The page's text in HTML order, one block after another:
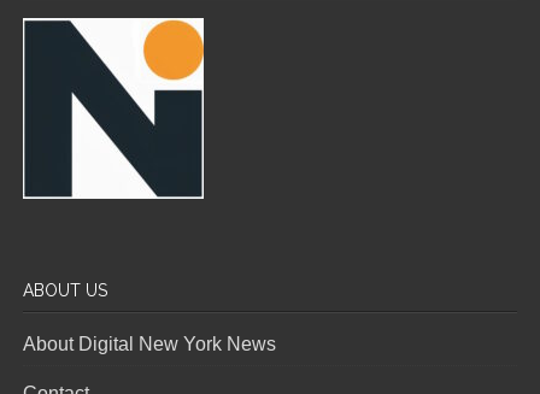
ABOUT US
About Digital New York News